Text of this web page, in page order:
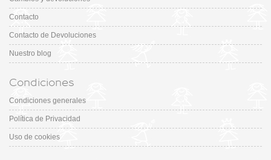
Contacto
Contacto de Devoluciones
Nuestro blog
Condiciones
Condiciones generales
Política de Privacidad
Uso de cookies